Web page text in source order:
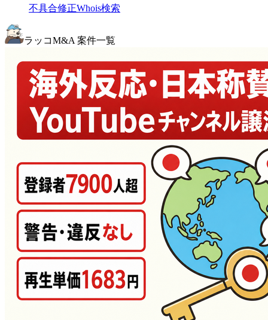
不具合修正Whois検索
ラッコM&A 案件一覧